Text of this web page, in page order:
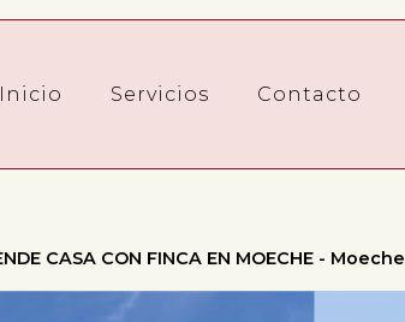
Inicio Servicios Contacto
CASA CON FINCA EN MOECHE - Moeche